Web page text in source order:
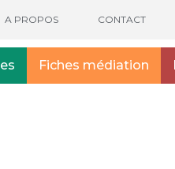
A PROPOS CONTACT
Fiches médiation